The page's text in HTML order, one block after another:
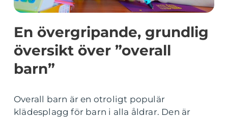
En övergripande, grundlig
översikt över ”overall
barn”
Overall barn är en otroligt populär
klädesplagg för barn i alla åldrar. Den är